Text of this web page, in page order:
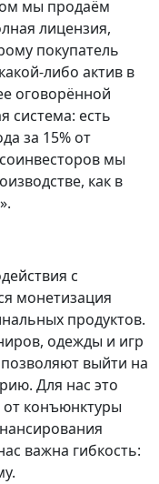
мы продаём
лицензия,
покупатель
либо актив в
оговорённой
система: есть
за 15% от
мы
как в
с
монетизация
продуктов.
одежды и игр
выйти на
Для нас это
от конъюнктуры
важна гибкость: